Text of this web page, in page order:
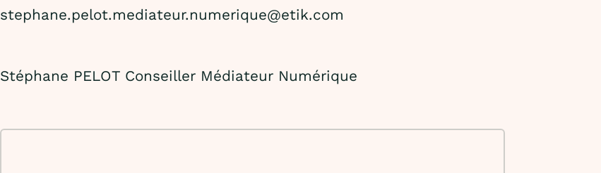
stephane.pelot.mediateur.numerique@etik.com
Stéphane PELOT Conseiller Médiateur Numérique